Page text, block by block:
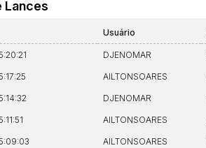
Lances
Usuário
DJENOMAR
AILTONSOARES
DJENOMAR
AILTONSOARES
AILTONSOARES